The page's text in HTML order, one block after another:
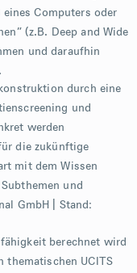
Computers oder
(z.B. Deep and Wide
und daraufhin
durch eine
und
werden
die zukünftige
mit dem Wissen
und
GmbH | Stand:
berechnet wird
thematischen UCITS